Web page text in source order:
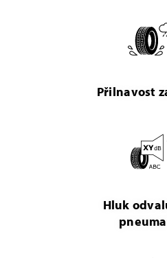
Přilnavost
Hluk